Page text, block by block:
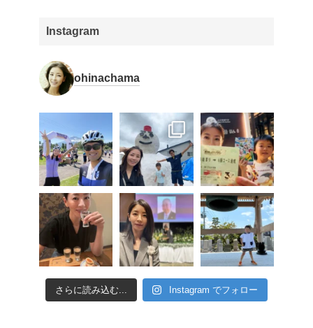
Instagram
ohinachama
さらに読み込む... Instagram でフォロー